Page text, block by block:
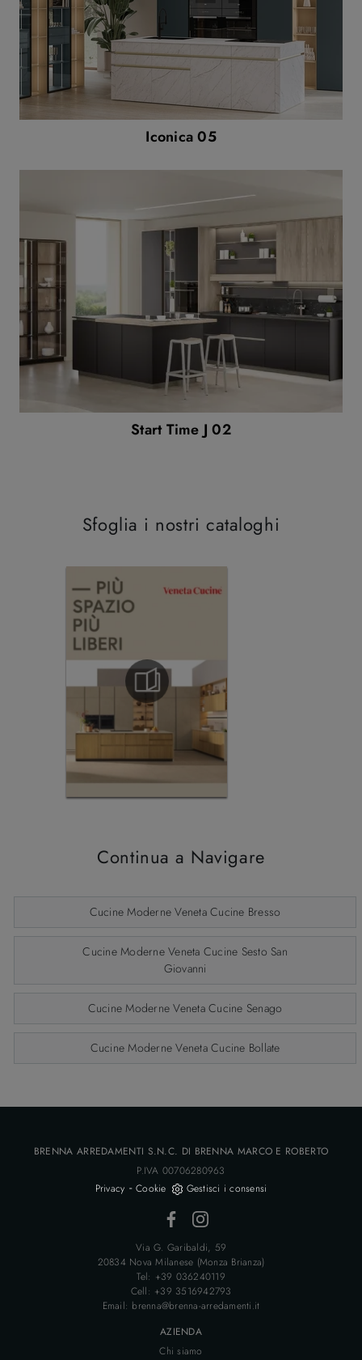
Iconica 05
Start Time J 02
Sfoglia i nostri cataloghi
Continua a Navigare
Cucine Moderne Veneta Cucine Bresso
Cucine Moderne Veneta Cucine Sesto San
Giovanni
Cucine Moderne Veneta Cucine Senago
Cucine Moderne Veneta Cucine Bollate
BRENNA ARREDAMENTI S.N.C. DI BRENNA MARCO E ROBERTO
P.IVA 00706280963
Privacy -Cookie Gestisci i consensi
Via G. Garibaldi, 59
20834 Nova Milanese (Monza Brianza)
Tel: +39 036240119
Cell: +39 3516942793
Email: brenna@brenna-arredamenti.it
AZIENDA
Chi siamo